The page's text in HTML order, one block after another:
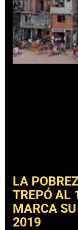
LA
TREPÓ AL
MARCA SU
2019